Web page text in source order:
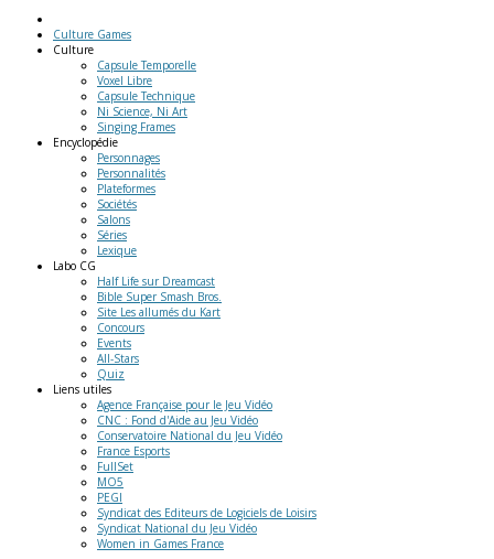
Culture Games
Culture
Capsule Temporelle
Voxel Libre
Capsule Technique
Ni Science, Ni Art
Singing Frames
Encyclopédie
Personnages
Personnalités
Plateformes
Sociétés
Salons
Séries
Lexique
Labo CG
Half Life sur Dreamcast
Bible Super Smash Bros.
Site Les allumés du Kart
Concours
Events
All-Stars
Quiz
Liens utiles
Agence Française pour le Jeu Vidéo
CNC : Fond d'Aide au Jeu Vidéo
Conservatoire National du Jeu Vidéo
France Esports
FullSet
MO5
PEGI
Syndicat des Editeurs de Logiciels de Loisirs
Syndicat National du Jeu Vidéo
Women in Games France